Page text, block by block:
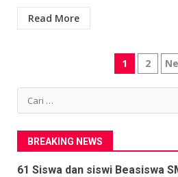
Read More
pos
1 2
Cari
untuk:
BREAKING NEWS
61 Siswa dan siswi Beasiswa